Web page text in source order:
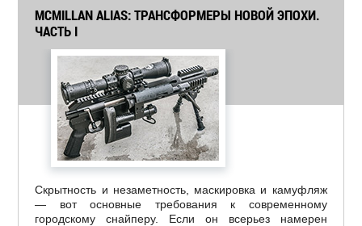
MCMILLAN ALIAS: ТРАНСФОРМЕРЫ НОВОЙ ЭПОХИ.
ЧАСТЬ I
Скрытность и незаметность, маскировка и камуфляж
— вот основные требования к современному
городскому снайперу. Если он всерьез намерен